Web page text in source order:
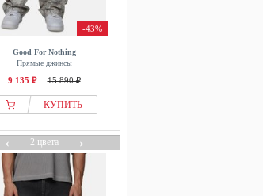
-43%
Good For Nothing
Прямые джинсы
9 135 ₽ 15 890 ₽
КУПИТЬ
←2 цвета→